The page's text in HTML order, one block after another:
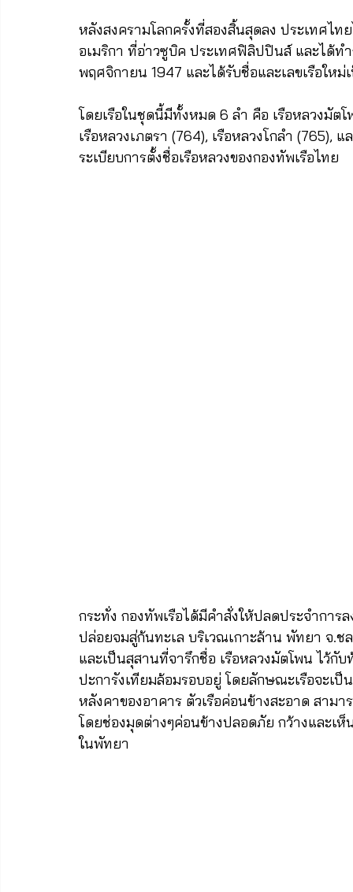
หลังสงครามโลกครั้งที่สองสิ้นสุดลง ประเทศไท
อเมริกา ที่อ่าวซูบิค ประเทศฟิลิปปินส์ และได้ท
พฤศจิกายน 1947 และได้รับชื่อและเลขเรือให
โดยเรือในชุดนี้มีทั้งหมด 6 ลำ คือ เรือหลวงมัตโ
เรือหลวงเภตรา (764), เรือหลวงโกลำ (765),
ระเบียบการตั้งชื่อเรือหลวงของกองทัพเรือไทย
กระทั่ง กองทัพเรือได้มีคำสั่งให้ปลดประจำการ
ปล่อยจมสู่ก้นทะเล บริเวณเกาะล้าน พัทยา จ.
และเป็นสุสานที่จารึกชื่อ เรือหลวงมัตโพน ไว้กั
ปะการังเทียมล้อมรอบอยู่ โดยลักษณะเรือจะเ
หลังคาของอาคาร ตัวเรือค่อนข้างสะอาด สาม
โดยช่องมุดต่างๆค่อนข้างปลอดภัย กว้างและเ
ในพัทยา